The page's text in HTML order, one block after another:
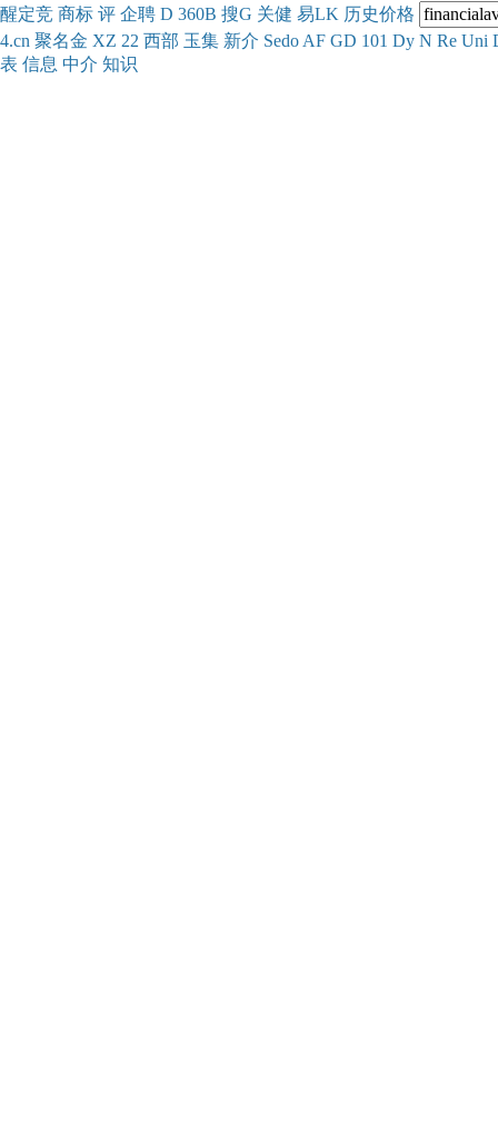
醒定竞 商标 评 企聘 D 360B 搜G 关健 易LK 历史价格
4.cn 聚名金 XZ 22 西部 玉集 新介 Sedo AF GD 101 Dy N Re Uni
表 信息 中介 知识